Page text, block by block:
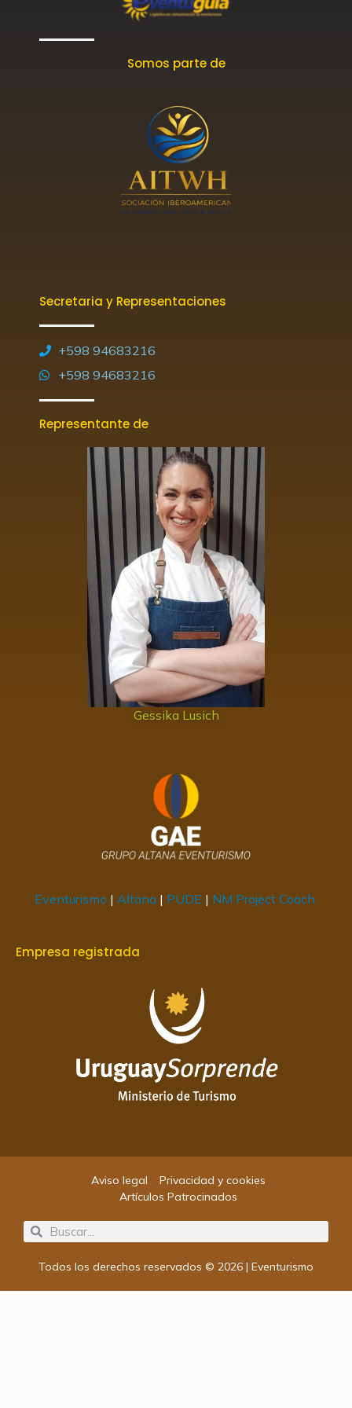
Somos parte de
Secretaria y Representaciones
+598 94683216
+598 94683216
Representante de
Gessika Lusich
Eventurismo | Altana | PUDE | NM Project Coach
Empresa registrada
Todos los derechos reservados © 2026 | Eventurismo
SearchSearch
Aviso legal
Privacidad y cookies
Artículos Patrocinados